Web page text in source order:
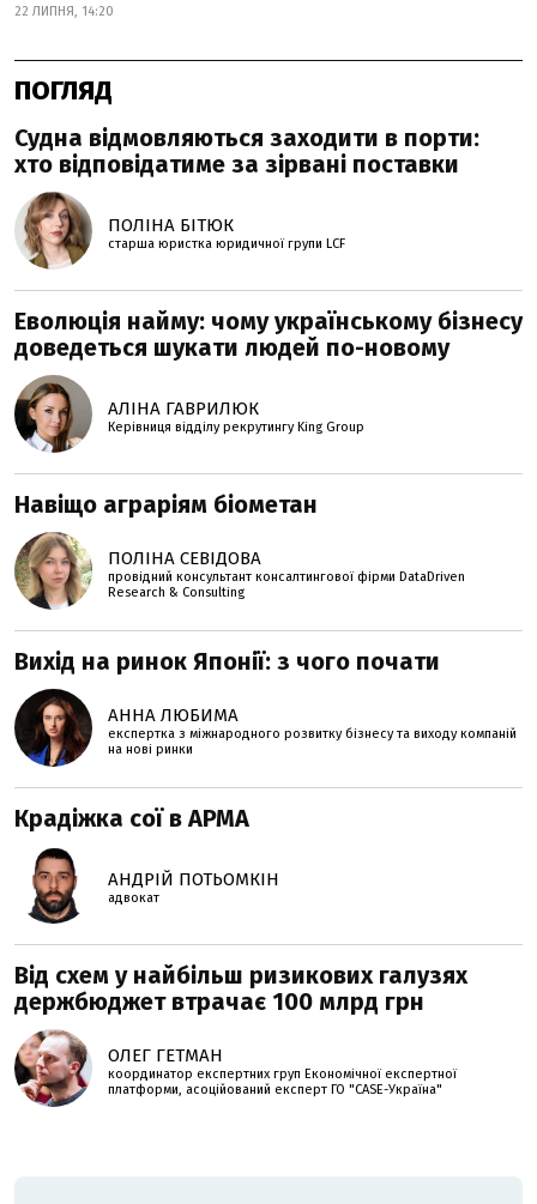
22 ЛИПНЯ, 14:20
ПОГЛЯД
Судна відмовляються заходити в порти:
хто відповідатиме за зірвані поставки
ПОЛІНА БІТЮК
старша юристка юридичної групи LCF
Еволюція найму: чому українському бізнесу
доведеться шукати людей по-новому
АЛІНА ГАВРИЛЮК
Керівниця відділу рекрутингу King Group
Навіщо аграріям біометан
ПОЛІНА СЕВІДОВА
провідний консультант консалтингової фірми DataDriven
Research & Consulting
Вихід на ринок Японії: з чого почати
АННА ЛЮБИМА
експертка з міжнародного розвитку бізнесу та виходу компаній
на нові ринки
Крадіжка сої в АРМА
АНДРІЙ ПОТЬОМКІН
адвокат
Від схем у найбільш ризикових галузях
держбюджет втрачає 100 млрд грн
ОЛЕГ ГЕТМАН
координатор експертних груп Економічної експертної
платформи, асоційований експерт ГО "CASE-Україна"